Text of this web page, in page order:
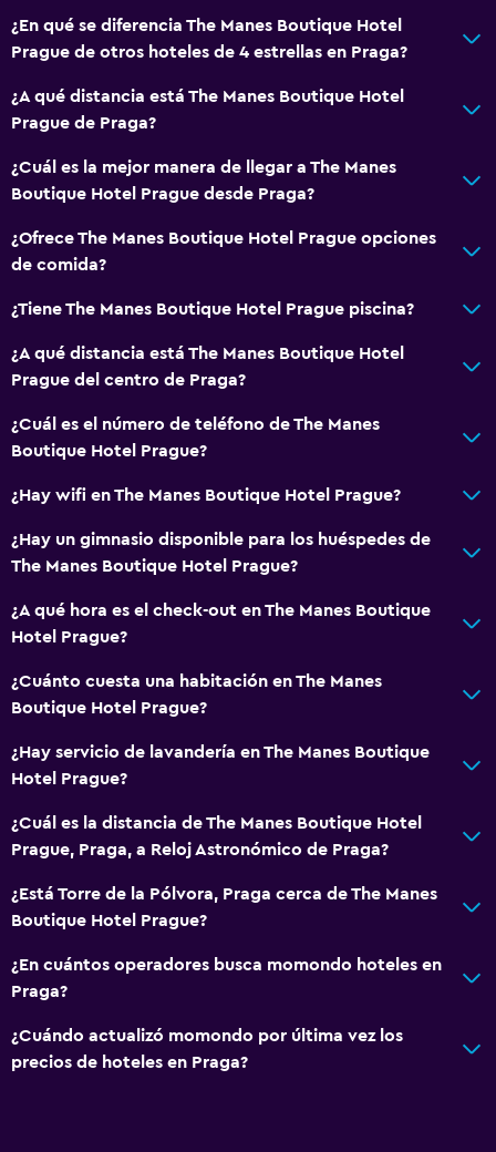
¿En qué se diferencia The Manes Boutique Hotel
Prague de otros hoteles de 4 estrellas en Praga?
¿A qué distancia está The Manes Boutique Hotel
Prague de Praga?
¿Cuál es la mejor manera de llegar a The Manes
Boutique Hotel Prague desde Praga?
¿Ofrece The Manes Boutique Hotel Prague opciones
de comida?
¿Tiene The Manes Boutique Hotel Prague piscina?
¿A qué distancia está The Manes Boutique Hotel
Prague del centro de Praga?
¿Cuál es el número de teléfono de The Manes
Boutique Hotel Prague?
¿Hay wifi en The Manes Boutique Hotel Prague?
¿Hay un gimnasio disponible para los huéspedes de
The Manes Boutique Hotel Prague?
¿A qué hora es el check-out en The Manes Boutique
Hotel Prague?
¿Cuánto cuesta una habitación en The Manes
Boutique Hotel Prague?
¿Hay servicio de lavandería en The Manes Boutique
Hotel Prague?
¿Cuál es la distancia de The Manes Boutique Hotel
Prague, Praga, a Reloj Astronómico de Praga?
¿Está Torre de la Pólvora, Praga cerca de The Manes
Boutique Hotel Prague?
¿En cuántos operadores busca momondo hoteles en
Praga?
¿Cuándo actualizó momondo por última vez los
precios de hoteles en Praga?